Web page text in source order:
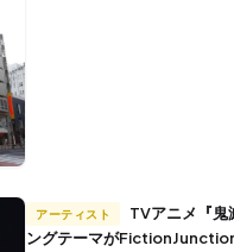
アーティスト
ングテーマが